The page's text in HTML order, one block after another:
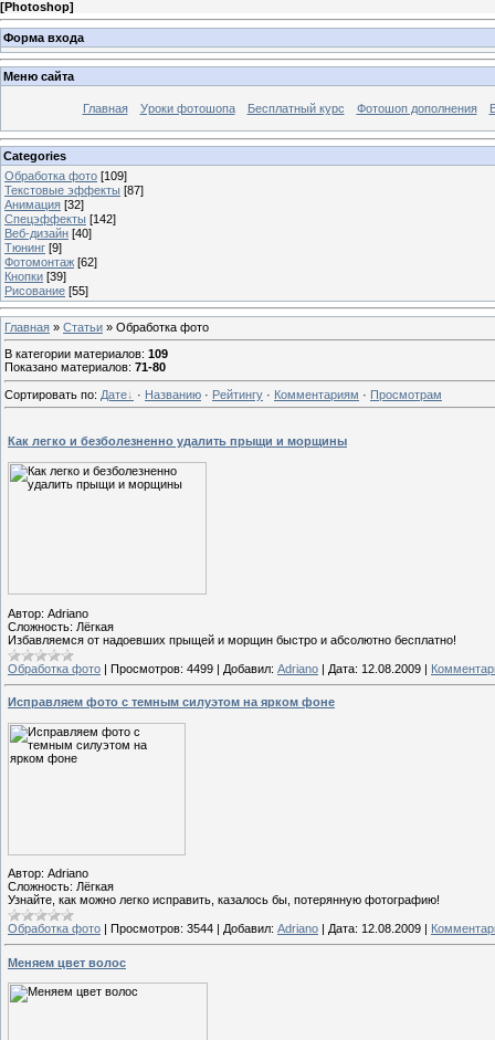
[Photoshop]
Форма входа
Меню сайта
Главная Уроки фотошопа Бесплатный курс Фотошоп дополнения
Categories
Обработка фото [109]
Текстовые эффекты [87]
Анимация [32]
Спецэффекты [142]
Веб-дизайн [40]
Тюнинг [9]
Фотомонтаж [62]
Кнопки [39]
Рисование [55]
Главная » Статьи » Обработка фото
В категории материалов: 109
Показано материалов: 71-80
Сортировать по: Дате · Названию · Рейтингу · Комментариям · Просмотрам
Как легко и безболезненно удалить прыщи и морщины
Автор: Adriano
Сложность: Лёгкая
Избавляемся от надоевших прыщей и морщин быстро и абсолютно бесплатно!
Обработка фото | Просмотров: 4499 | Добавил: Adriano | Дата: 12.08.2009 |
Исправляем фото с темным силуэтом на ярком фоне
Автор: Adriano
Сложность: Лёгкая
Узнайте, как можно легко исправить, казалось бы, потерянную фотографию!
Обработка фото Просмотров: 3544 Добавил: Adriano Дата: 12.08.2009
Меняем цвет волос